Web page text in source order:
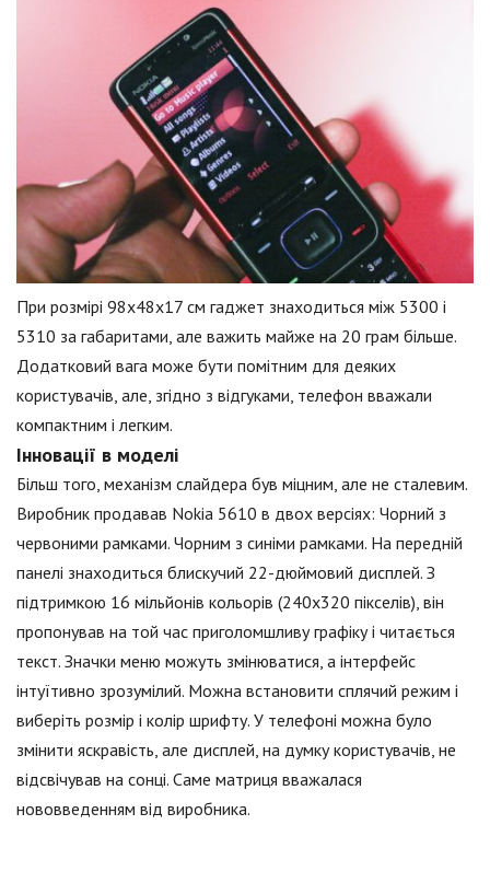
При розмірі 98x48x17 см гаджет знаходиться між 5300 і
5310 за габаритами, але важить майже на 20 грам більше.
Додатковий вага може бути помітним для деяких
користувачів, але, згідно з відгуками, телефон вважали
компактним і легким.
Інновації в моделі
Більш того, механізм слайдера був міцним, але не сталевим.
Виробник продавав Nokia 5610 в двох версіях: Чорний з
червоними рамками. Чорним з синіми рамками. На передній
панелі знаходиться блискучий 22-дюймовий дисплей. З
підтримкою 16 мільйонів кольорів (240x320 пікселів), він
пропонував на той час приголомшливу графіку і читається
текст. Значки меню можуть змінюватися, а інтерфейс
інтуїтивно зрозумілий. Можна встановити сплячий режим і
виберіть розмір і колір шрифту. У телефоні можна було
змінити яскравість, але дисплей, на думку користувачів, не
відсвічував на сонці. Саме матриця вважалася
нововведенням від виробника.